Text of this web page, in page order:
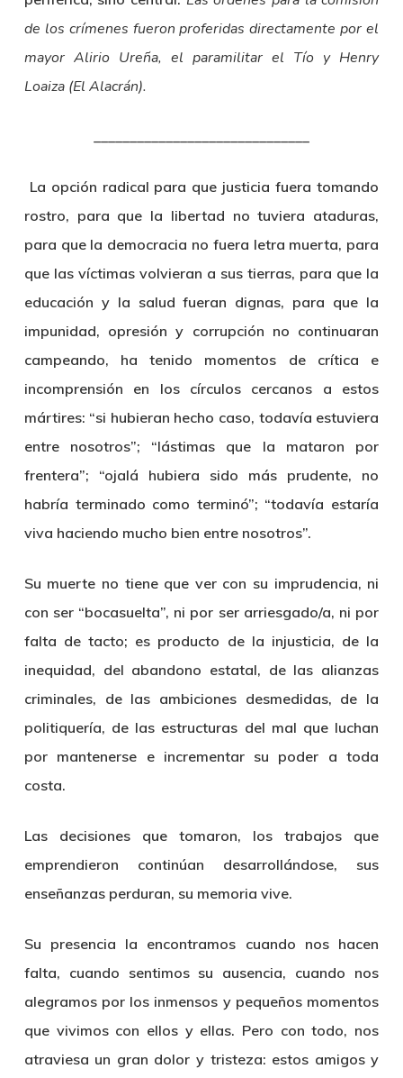
de los crímenes fueron proferidas directamente por el
mayor Alirio Ureña, el paramilitar el Tío y Henry
Loaiza (El Alacrán).
La opción radical para que justicia fuera tomando
rostro, para que la libertad no tuviera ataduras,
para que la democracia no fuera letra muerta, para
que las víctimas volvieran a sus tierras, para que la
educación y la salud fueran dignas, para que la
impunidad, opresión y corrupción no continuaran
campeando, ha tenido momentos de crítica e
incomprensión en los círculos cercanos a estos
mártires: “si hubieran hecho caso, todavía estuviera
entre nosotros”; “lástimas que la mataron por
frentera”; “ojalá hubiera sido más prudente, no
habría terminado como terminó”; “todavía estaría
viva haciendo mucho bien entre nosotros”.
Su muerte no tiene que ver con su imprudencia, ni
con ser “bocasuelta”, ni por ser arriesgado/a, ni por
falta de tacto; es producto de la injusticia, de la
inequidad, del abandono estatal, de las alianzas
criminales, de las ambiciones desmedidas, de la
politiquería, de las estructuras del mal que luchan
por mantenerse e incrementar su poder a toda
costa.
Las decisiones que tomaron, los trabajos que
emprendieron continúan desarrollándose, sus
enseñanzas perduran, su memoria vive.
Su presencia la encontramos cuando nos hacen
falta, cuando sentimos su ausencia, cuando nos
alegramos por los inmensos y pequeños momentos
que vivimos con ellos y ellas. Pero con todo, nos
atraviesa un gran dolor y tristeza: estos amigos y